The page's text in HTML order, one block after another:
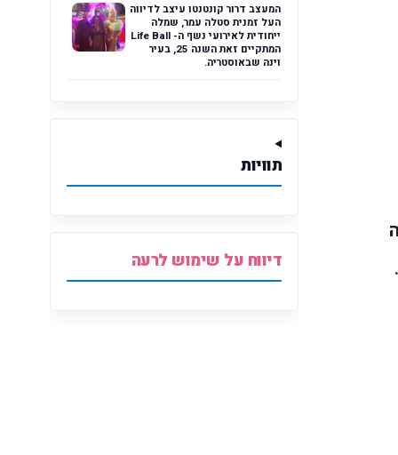
המעצב דרור קונטנטו עיצב לדיווה
העל זמנית סטלה עמר, שמלה
ייחודית לאירועי נשף ה- Life Ball
המתקיים זאת השנה 25, בעיר
וינה שבאוסטריה.
תוויות
דיווח על שימוש לרעה